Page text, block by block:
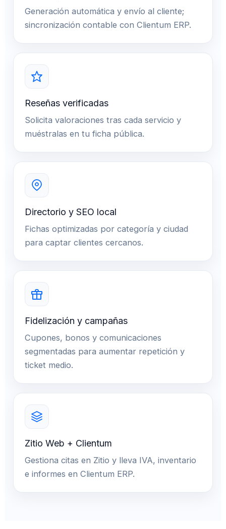
Generación automática y envío al cliente;
sincronización contable con Clientum ERP.
Reseñas verificadas
Solicita valoraciones tras cada servicio y
muéstralas en tu ficha pública.
Directorio y SEO local
Fichas optimizadas por categoría y ciudad
para captar clientes cercanos.
Fidelización y campañas
Cupones, bonos y comunicaciones
segmentadas para aumentar repetición y
ticket medio.
Zitio Web + Clientum
Gestiona citas en Zitio y lleva IVA, inventario
e informes en Clientum ERP.